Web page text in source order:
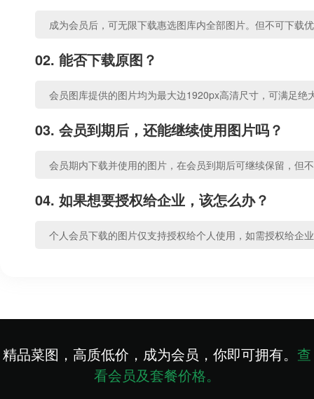
成为会员后，可无限下载惠选图库内全部图片。但不可下载
02. 能否下载原图？
会员图库提供的图片均为最大边1920px高清尺寸，可满足绝
03. 会员到期后，还能继续使用图片吗？
会员期内下载并使用的图片，在会员到期后可继续保留，但
04. 如果想要授权给企业，该怎么办？
个人会员下载的图片仅支持授权给个人使用，如需授权给企
精品菜图，高质低价，成为会员，你即可拥有。 查
看会员及套餐价格。